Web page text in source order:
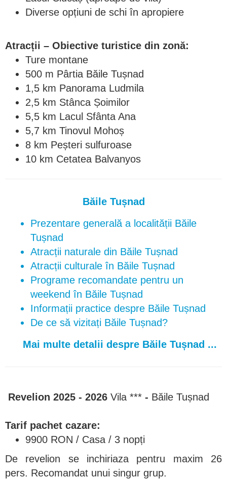
Diverse opțiuni de schi în apropiere
Atracții – Obiective turistice din zonă:
Ture montane
500 m Pârtia Băile Tușnad
1,5 km Panorama Ludmila
2,5 km Stânca Șoimilor
5,5 km Lacul Sfânta Ana
5,7 km Tinovul Mohoș
8 km Peșteri sulfuroase
10 km Cetatea Balvanyos
Băile Tușnad
Prezentare generală a localității Băile
Tușnad
Atracții naturale din Băile Tușnad
Atracții culturale în Băile Tușnad
Programe recomandate pentru un
weekend în Băile Tușnad
Informații practice despre Băile Tușnad
De ce să vizitați Băile Tușnad?
Mai multe detalii despre Băile Tușnad ...
Revelion 2025 - 2026 Vila *** - Băile Tușnad
Tarif pachet cazare:
9900 RON / Casa / 3 nopți
De revelion se inchiriaza pentru maxim 26
pers. Recomandat unui singur grup.